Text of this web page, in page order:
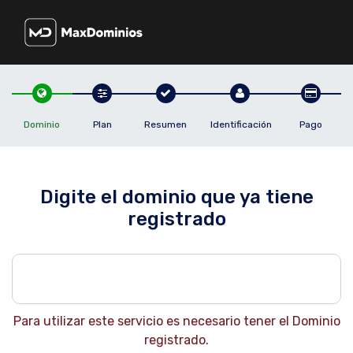
Dominio Plan Resumen Identificación Pago
Digite el dominio que ya tiene
registrado
Para utilizar este servicio es necesario tener el Dominio
registrado.